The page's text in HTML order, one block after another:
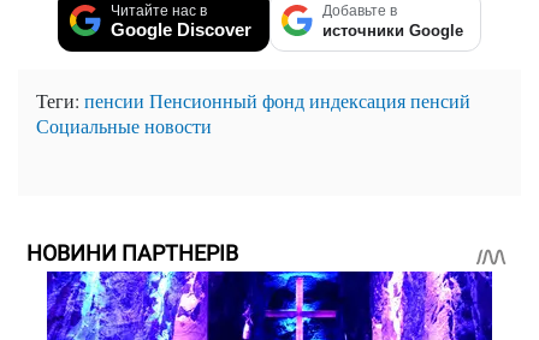
Читайте нас в
Google Discover
Добавьте в
источники Google
Теги: пенсии Пенсионный фондиндексация пенсий
Социальные новости
НОВИНИ ПАРТНЕРІВ